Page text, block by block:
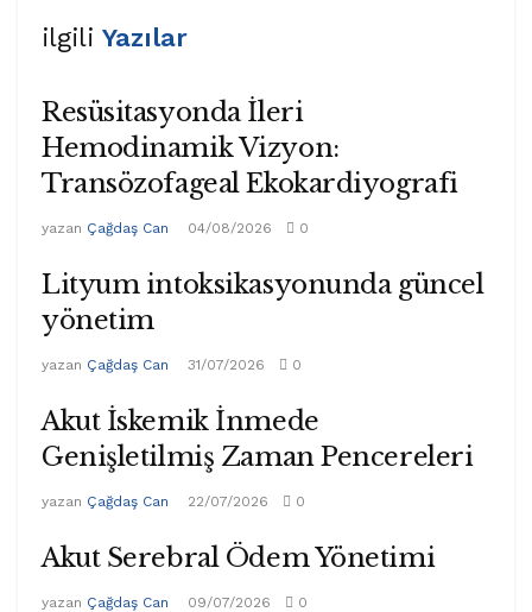
ilgili Yazılar
Resüsitasyonda İleri
Hemodinamik Vizyon:
Transözofageal Ekokardiyografi
yazan Çağdaş Can 04/08/2026 0
Lityum intoksikasyonunda güncel
yönetim
yazan Çağdaş Can 31/07/2026 0
Akut İskemik İnmede
Genişletilmiş Zaman Pencereleri
yazan Çağdaş Can 22/07/2026 0
Akut Serebral Ödem Yönetimi
yazan Çağdaş Can 09/07/2026 0